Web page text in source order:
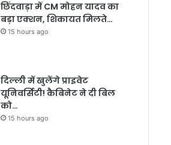
छिंदवाड़ा में CM मोहन यादव का
बड़ा एक्शन, शिकायत मिलते…
15 hours ago
दिल्ली में खुलेंगे प्राइवेट
यूनिवर्सिटी! कैबिनेट ने दी बिल
को…
15 hours ago